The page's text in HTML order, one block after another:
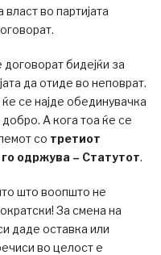
во партијата
бидејќи за
да отиде во неповрат.
се најде обединувачка
А кога тоа ќе се
со третиот
одржува – Статутот.
што воопшто не
За смена на
даде оставка или
во целост е